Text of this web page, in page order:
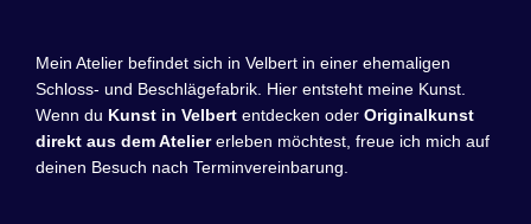
Mein Atelier befindet sich in Velbert in einer ehemaligen
Schloss- und Beschlägefabrik. Hier entsteht meine Kunst.
Wenn du Kunst in Velbert entdecken oder Originalkunst
direkt aus dem Ateliererleben möchtest, freue ich mich auf
deinen Besuch nach Terminvereinbarung.